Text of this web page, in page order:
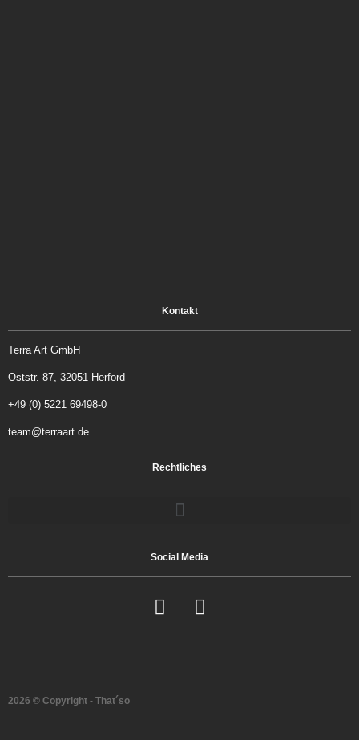
Kontakt
Terra Art GmbH
Oststr. 87, 32051 Herford
+49 (0) 5221 69498-0
team@terraart.de
Rechtliches
Social Media
2026 © Copyright - That´so